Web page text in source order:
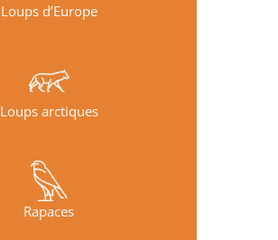
Loups d’Europe
Loups arctiques
Rapaces